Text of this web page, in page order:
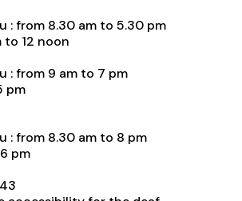
: from 8.30 am to 5.30 pm
to 12 noon
: from 9 am to 7 pm
pm
: from 8.30 am to 8 pm
pm